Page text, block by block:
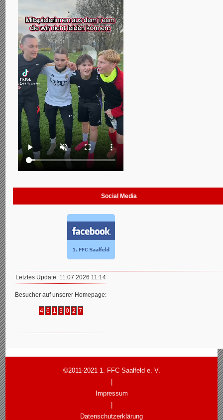
Social Media
Letztes Update: 11.07.2026 11:14
Besucher auf unserer Homepage:
4 6 1 3 0 2 7
©2011-2021 1. FFC Saalfeld e. V.
Impressum
Datenschutzerklärung